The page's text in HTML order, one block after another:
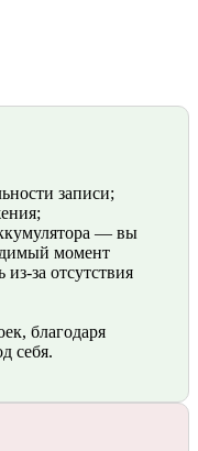
записи;
— вы
момент
из-за отсутствия
благодаря
себя.